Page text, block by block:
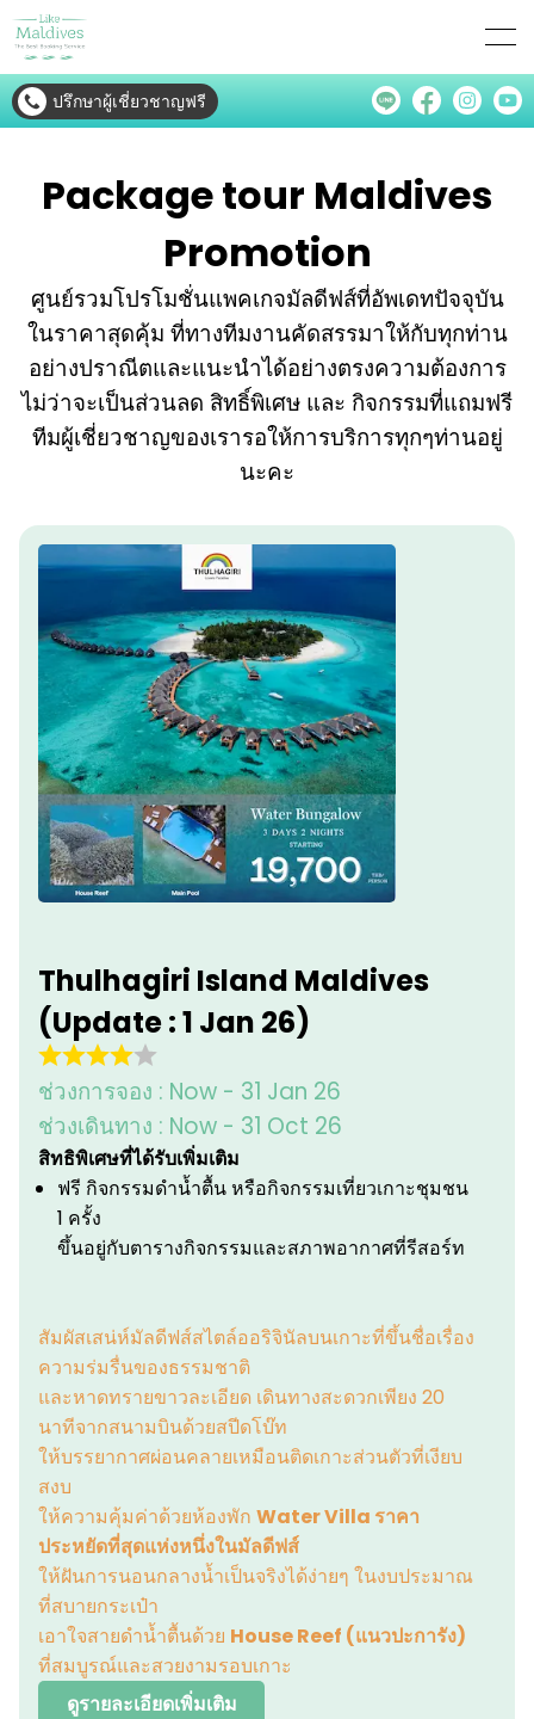
ปรึกษาผู้เชี่ยวชาญฟรี
Package tour Maldives
Promotion
ศูนย์รวมโปรโมชั่นแพคเกจมัลดีฟส์ที่อัพเดทปัจจุบัน
ในราคาสุดคุ้ม ที่ทางทีมงานคัดสรรมาให้กับทุกท่าน
อย่างปราณีตและแนะนำได้อย่างตรงความต้องการ
ไม่ว่าจะเป็นส่วนลด สิทธิ์พิเศษ และ กิจกรรมที่แถมฟรี
ทีมผู้เชี่ยวชาญของเรารอให้การบริการทุกๆท่านอยู่
นะคะ
Thulhagiri Island Maldives
(Update : 1 Jan 26)
ช่วงการจอง : Now - 31 Jan 26
ช่วงเดินทาง : Now - 31 Oct 26
สิทธิพิเศษที่ได้รับเพิ่มเติม
ฟรี กิจกรรมดำน้ำตื้น หรือกิจกรรมเที่ยวเกาะชุมชน
1 ครั้ง
ขึ้นอยู่กับตารางกิจกรรมและสภาพอากาศที่รีสอร์ท
สัมผัสเสน่ห์มัลดีฟส์สไตล์ออริจินัลบนเกาะที่ขึ้นชื่อเรื่อง
ความร่มรื่นของธรรมชาติ
และหาดทรายขาวละเอียด เดินทางสะดวกเพียง 20
นาทีจากสนามบินด้วยสปีดโบ๊ท
ให้บรรยากาศผ่อนคลายเหมือนติดเกาะส่วนตัวที่เงียบ
สงบ
ให้ความคุ้มค่าด้วยห้องพัก Water Villa ราคา
ประหยัดที่สุดแห่งหนึ่งในมัลดีฟส์
ให้ฝันการนอนกลางน้ำเป็นจริงได้ง่ายๆ ในงบประมาณ
ที่สบายกระเป๋า
เอาใจสายดำน้ำตื้นด้วย House Reef (แนวปะการัง)
ที่สมบูรณ์และสวยงามรอบเกาะ
ดูรายละเอียดเพิ่มเติม